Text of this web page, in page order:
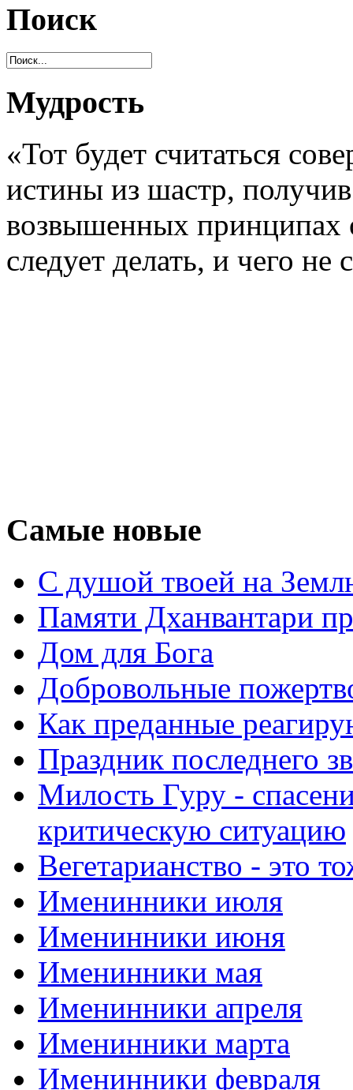
Поиск
Мудрость
«Тот будет считаться
истины из шастр,
возвышенных принципах
следует делать, и чего не
Самые новые
С душой твоей на
Памяти Дханвантари
Дом для Бога
Добровольные
Как преданные
Праздник последнего
Милость Гуру -
критическую ситуацию
Вегетарианство - это
Именинники июля
Именинники июня
Именинники мая
Именинники апреля
Именинники марта
Именинники февраля